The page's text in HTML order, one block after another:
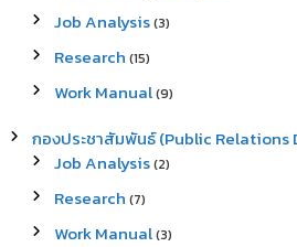
Job Analysis(3)
Research (15)
Work Manual(9)
กองประชาสัมพันธ์ (Public Relations
Job Analysis(2)
Research (7)
Work Manual(3)